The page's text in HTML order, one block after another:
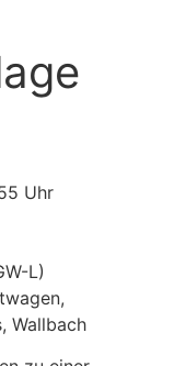
Uhr
L)
Wallbach